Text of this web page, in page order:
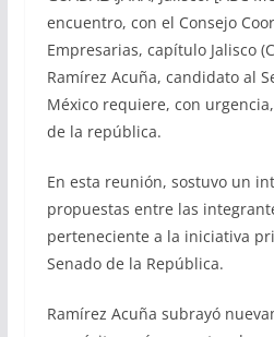
encuentro, con el Consejo
Empresarias, capítulo Jalisco
Ramírez Acuña, candidato al
México requiere, con
de la república.
En esta reunión, sostuvo un
propuestas entre las
perteneciente a la iniciativa
Senado de la República.
Ramírez Acuña subrayó